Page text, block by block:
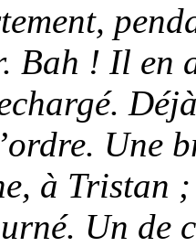
Bah ! Il en
Une
à Tristan ;
Un de